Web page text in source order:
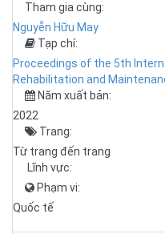
Tham gia cùng:
Nguyễn Hữu May
Tạp chí:
Proceedings of the 5th
Rehabilitation and
Năm xuất bản:
2022
Trang:
Từ trang đến trang
Lĩnh vực:
Phạm vi:
Quốc tế